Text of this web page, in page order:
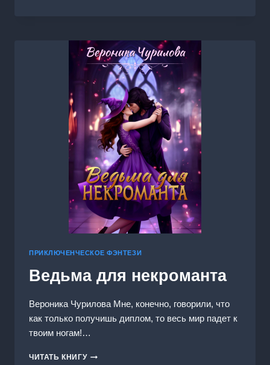
ПРИКЛЮЧЕНЧЕСКОЕ ФЭНТЕЗИ
Ведьма для некроманта
Вероника Чурилова Мне, конечно, говорили, что
как только получишь диплом, то весь мир падет к
твоим ногам!…
ЧИТАТЬ КНИГУВЕДЬМА